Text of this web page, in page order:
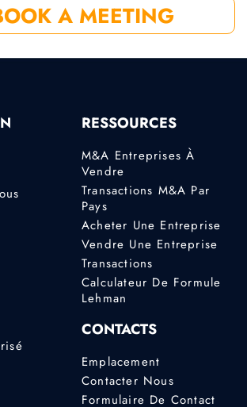
A MEETING
RESSOURCES
M&A Entreprises À
Vendre
Transactions M&A Par
Pays
Acheter Une Entreprise
Vendre Une Entreprise
Transactions
Calculateur De Formule
Lehman
CONTACTS
Emplacement
Contacter Nous
Formulaire De Contact